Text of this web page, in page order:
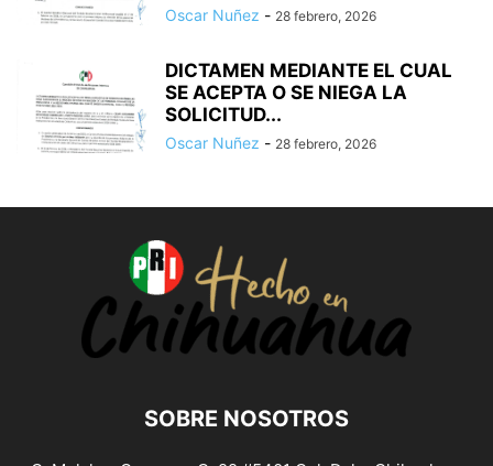
Oscar Nuñez - 28 febrero, 2026
DICTAMEN MEDIANTE EL CUAL
SE ACEPTA O SE NIEGA LA
SOLICITUD...
Oscar Nuñez - 28 febrero, 2026
SOBRE NOSOTROS